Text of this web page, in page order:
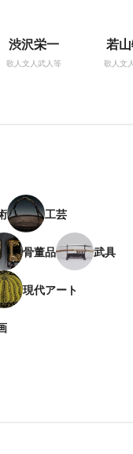
渋沢栄一
歌人文人武人等
若
歌人文
工芸
骨董品 武具
現代アート